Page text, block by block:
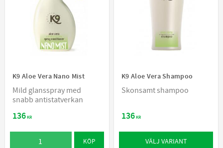
K9 Aloe Vera Nano Mist
Mild glansspray med
snabb antistatverkan
136KR
KÖP
K9 Aloe Vera Shampoo
Skonsamt shampoo
136KR
VÄLJ VARIANT